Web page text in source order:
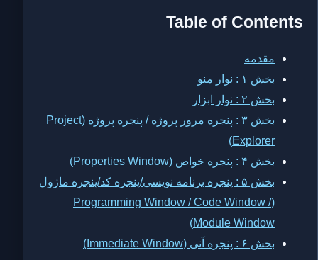
Table of Contents
مقدمه
بخش ۱ : نوار منو
بخش ۲ : نوار ابزار
بخش ۳ : پنجره مرور پروژه / پنجره پروژه (Project
Explorer)
بخش ۴ : پنجره خواص (Properties Window)
بخش ۵ : پنجره برنامه نویسی/پنجره کد/پنجره ماژول
(Programming Window / Code Window /
Module Window)
بخش ۶ : پنجره آنی (Immediate Window)